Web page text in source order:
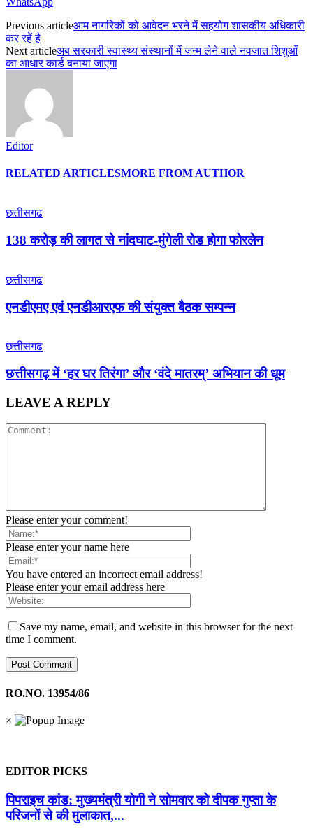
Previous articleआम नागरिकों को आवेदन भरने में सहयोग शासकीय अधिकारी
कर रहें है
Next articleअब सरकारी स्वास्थ्य संस्थानों में जन्म लेने वाले नवजात शिशुओं
का आधार कार्ड बनाया जाएगा
Editor
RELATED ARTICLESMORE FROM AUTHOR
छत्तीसगढ
138 करोड़ की लागत से नांदघाट-मुंगेली रोड होगा फोरलेन
छत्तीसगढ
एनडीएमए एवं एनडीआरएफ की संयुक्त बैठक सम्पन्न
छत्तीसगढ
छत्तीसगढ़ में ‘हर घर तिरंगा’ और ‘वंदे मातरम्’ अभियान की धूम
LEAVE A REPLY
Please enter your comment!
Please enter your name here
You have entered an incorrect email address!
Please enter your email address here
Save my name, email, and website in this browser for the next
time I comment.
RO.NO. 13954/86
×
EDITOR PICKS
पिपराइच कांड: मुख्यमंत्री योगी ने सोमवार को दीपक गुप्ता के
परिजनों से की मुलाकात,...